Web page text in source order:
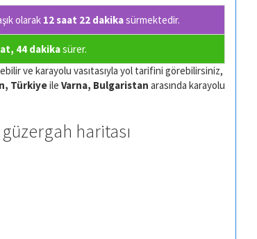
olarak 12 saat 22 dakikasürmektedir.
44 dakikasürer.
ve karayolu vasıtasıyla yol tarifini görebilirsiniz,
Türkiyeile Varna, Bulgaristan arasında karayolu
haritası